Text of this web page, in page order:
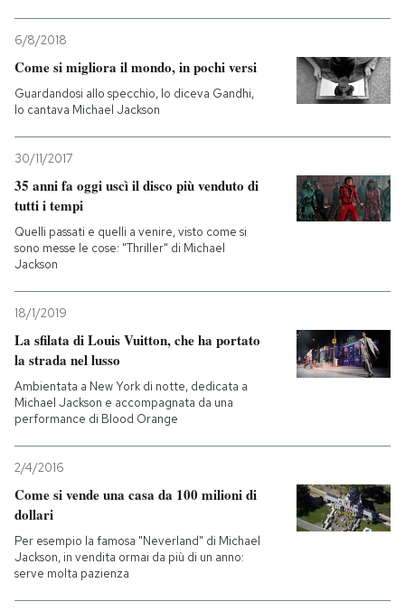
6/8/2018
Come si migliora il mondo, in pochi versi
Guardandosi allo specchio, lo diceva Gandhi,
lo cantava Michael Jackson
30/11/2017
35 anni fa oggi uscì il disco più venduto di
tutti i tempi
Quelli passati e quelli a venire, visto come si
sono messe le cose: "Thriller" di Michael
Jackson
18/1/2019
La sfilata di Louis Vuitton, che ha portato
la strada nel lusso
Ambientata a New York di notte, dedicata a
Michael Jackson e accompagnata da una
performance di Blood Orange
2/4/2016
Come si vende una casa da 100 milioni di
dollari
Per esempio la famosa "Neverland" di Michael
Jackson, in vendita ormai da più di un anno:
serve molta pazienza